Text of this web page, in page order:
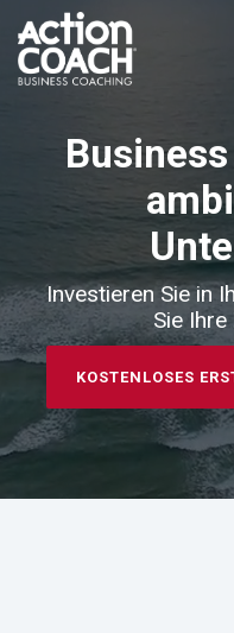
Investieren Sie in
Sie
KOSTENLOSES